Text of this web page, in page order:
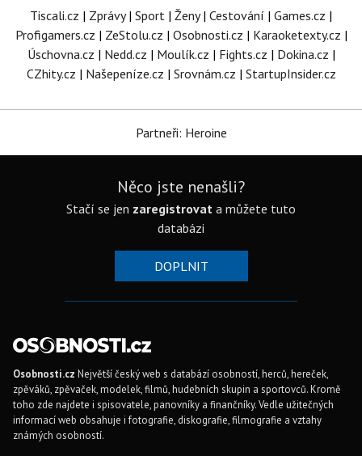
Tiscali.cz | Zprávy| Sport | Ženy| Cestování | Games.cz |
Profigamers.cz | ZeStolu.cz | Osobnosti.cz | Karaoketexty.cz |
Úschovna.cz | Nedd.cz | Moulík.cz | Fights.cz | Dokina.cz |
CZhity.cz | Našepeníze.cz | Srovnám.cz | StartupInsider.cz
Partneři: Heroine
Něco jste nenašli?
Stačí se jen zaregistrovat a můžete tuto
databázi
DOPLNIT
Osobnosti.cz Největší český web s databází osobností, herců, hereček,
zpěváků, zpěvaček, modelek, filmů, hudebních skupin a sportovců. Kromě
toho zde najdete i spisovatele, panovníky a finančníky. Vedle užitečných
informací web obsahuje i fotografie, diskografie, filmografie a vztahy
známých osobností.